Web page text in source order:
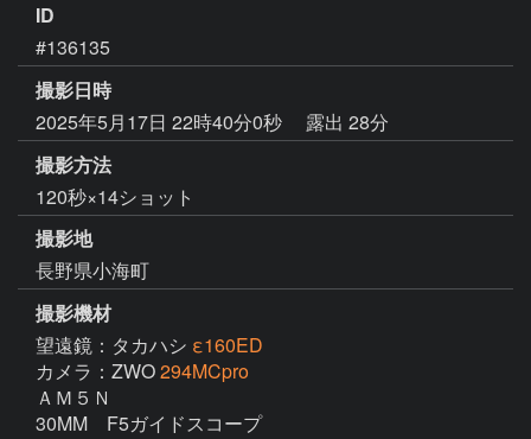
ID
#136135
撮影日時
2025年5月17日 22時40分0秒
露出 28分
撮影方法
120秒×14ショット
撮影地
長野県小海町
撮影機材
望遠鏡：タカハシ ε160ED
カメラ：ZWO294MCpro
ＡＭ５Ｎ
30MM　F5ガイドスコープ